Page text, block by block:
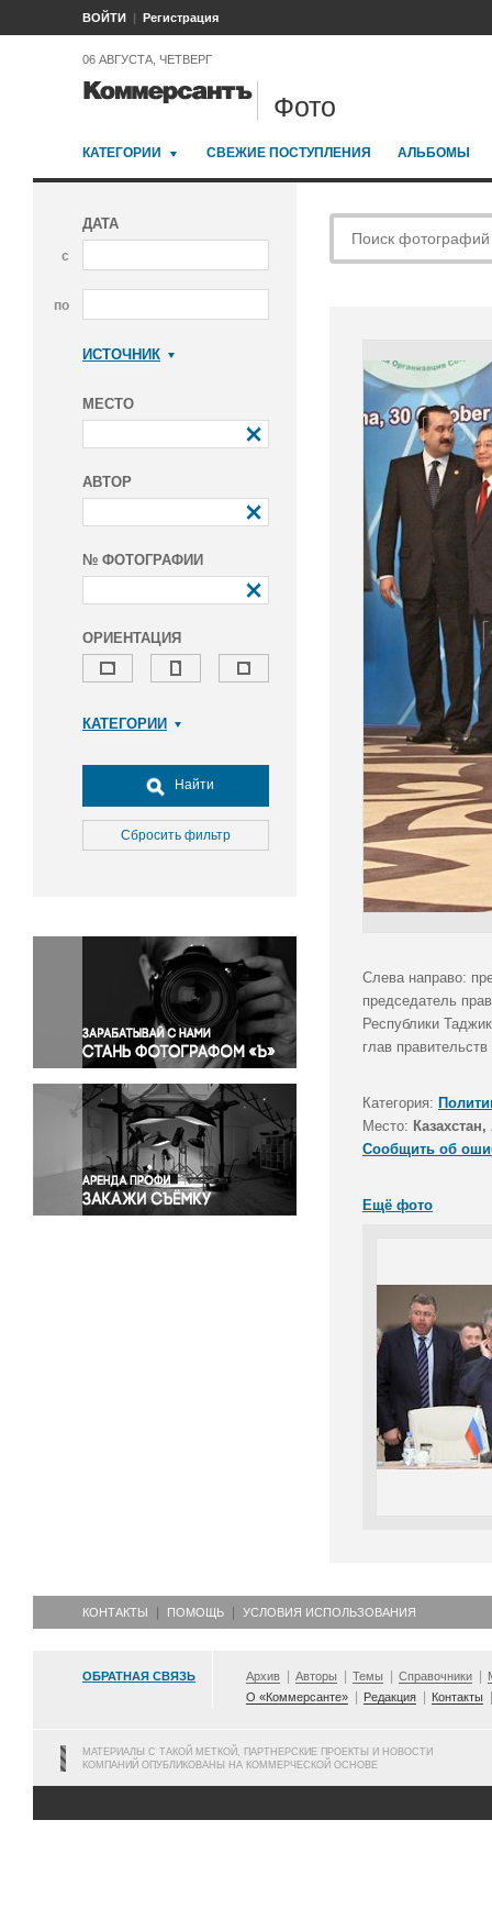
ВОЙТИ Регистрация
06 АВГУСТА, ЧЕТВЕРГ
Фото
КАТЕГОРИИ СВЕЖИЕ ПОСТУПЛЕНИЯ АЛЬБОМЫ
ДАТА
с
по
ИСТОЧНИК
МЕСТО
АВТОР
№ ФОТОГРАФИИ
ОРИЕНТАЦИЯ
КАТЕГОРИИ
Досуг, туризм и отдых
Культура
Медицина
Окружающая среда
Политика
Правосудие
Происшествия и конфликты
Религия
Светская жизнь
Спорт
Экология
Экономика и бизнес
Найти
Сбросить фильтр
Слева направо:
председатель
Республики
глав
Категория:
Место:
Сообщить об
Ещё фото
КОНТАКТЫ ПОМОЩЬ УСЛОВИЯ ИСПОЛЬЗОВАНИЯ
ОБРАТНАЯ СВЯЗЬ Архив Авторы Темы Справочники
О «Коммерсанте»
Редакция Контакты
МАТЕРИАЛЫ С ТАКОЙ МЕТКОЙ, ПАРТНЕРСКИЕ ПРОЕКТЫ И НОВОСТИ
КОМПАНИЙ ОПУБЛИКОВАНЫ НА КОММЕРЧЕСКОЙ ОСНОВЕ